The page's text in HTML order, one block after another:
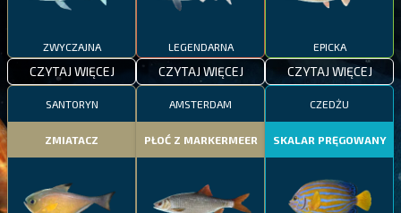
ZWYCZAJNA
CZYTAJ WIĘCEJ
LEGENDARNA
CZYTAJ WIĘCEJ
EPICKA
CZYTAJ WIĘCEJ
SANTORYN
ZMIATACZ
AMSTERDAM
PŁOĆ Z MARKERMEER
CZEDŻU
SKALAR PRĘGOWANY